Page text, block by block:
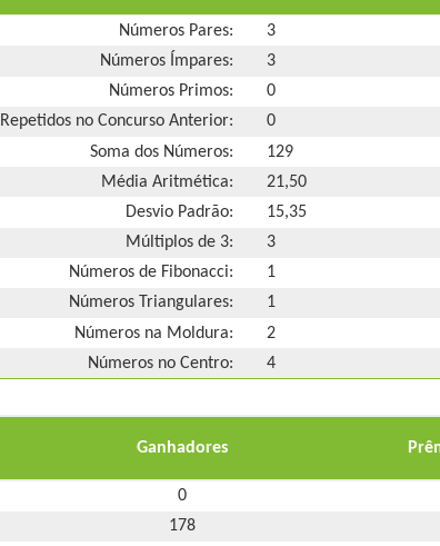
Números Pares:
3
Números Ímpares:
3
Números Primos:
0
Repetidos no Concurso Anterior:
0
Soma dos Números:
129
Média Aritmética:
21,50
Desvio Padrão:
15,35
Múltiplos de 3:
3
Números de Fibonacci:
1
Números Triangulares:
1
Números na Moldura:
2
Números no Centro:
4
Ganhadores
0
178